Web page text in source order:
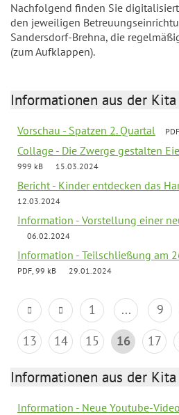
Nachfolgend finden Sie
den jeweiligen
Sandersdorf-Brehna, die
(zum Aufklappen).
Informationen aus der
Vorschau - Spatzen 2. Quartal
Collage - Die Zwerge gestalten
999 kB
15.03.2024
Bericht - Kinder entdecken das
12.03.2024
Information - Vorstellung einer
06.02.2024
Information - Teilschließung am
PDF, 99 kB 29.01.2024
1 ... 9
13
14 15 16 17
Informationen aus der Kita
Information - Neue Youtube-